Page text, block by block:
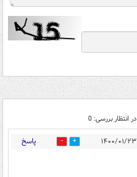
در انتظار بررسی: 0
5 پاسخ